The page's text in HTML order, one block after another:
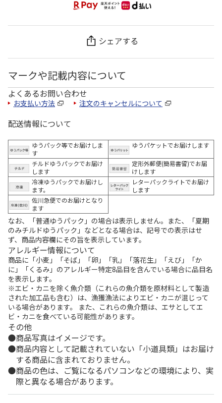
シェアする
マークや記載内容について
よくあるお問い合わせ
お支払い方法 注文のキャンセルについて
配送情報について
ゆうパック等でお届けしま
す
ゆうパケットでお届けします
チルドゆうパックでお届け
します
定形外郵便(簡易書留)でお届
けします
冷凍ゆうパックでお届けし
ます。
レターパックライトでお届け
します
佐川急便でのお届けとなり
ます
なお、「普通ゆうパック」の場合は表示しません。また、「夏期
のみチルドゆうパック」などとなる場合は、記号での表示はせ
ず、商品内容欄にその旨を表示しています。
アレルギー情報について
商品に「小麦」「そば」「卵」「乳」「落花生」「えび」「か
に」「くるみ」のアレルギー特定8品目を含んでいる場合に品目名
を表示します。
※エビ・カニを除く魚介類（これらの魚介類を原材料として製造
された加工品も含む）は、漁獲漁法によりエビ・カニが混じって
いる場合があります。 また、これらの魚介類は、エサとしてエ
ビ・カニを食べている可能性があります。
その他
商品写真はイメージです。
商品内容として記載されていない「小道具類」はお届け
する商品に含まれておりません。
商品の色は、ご覧になるパソコンなどの環境により、実
際と異なる場合があります。